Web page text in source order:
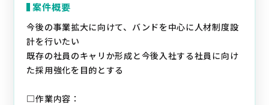
案件概要
今後の事業拡大に向けて、バンドを中心に人材制度設
計を行いたい
既存の社員のキャリか形成と今後入社する社員に向け
た採用強化を目的とする
□作業内容：